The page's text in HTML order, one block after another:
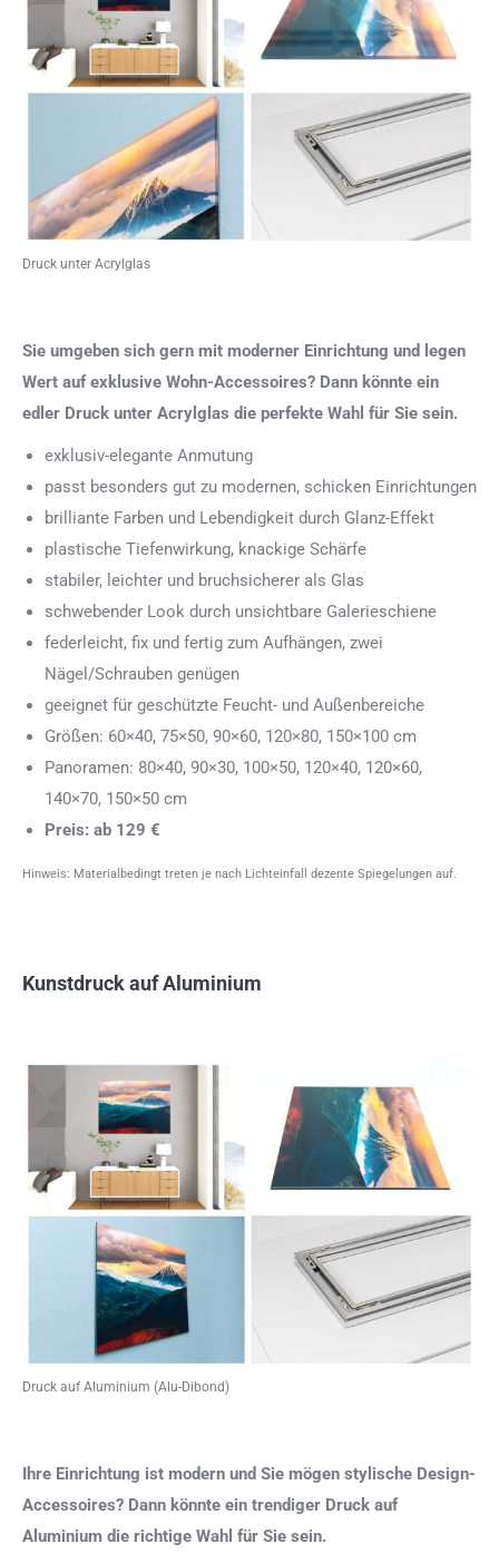
Druck unter Acrylglas
Sie umgeben sich gern mit moderner Einrichtung und legen
Wert auf exklusive Wohn-Accessoires? Dann könnte ein
edler Druck unter Acrylglas die perfekte Wahl für Sie sein.
exklusiv-elegante Anmutung
passt besonders gut zu modernen, schicken Einrichtungen
brilliante Farben und Lebendigkeit durch Glanz-Effekt
plastische Tiefenwirkung, knackige Schärfe
stabiler, leichter und bruchsicherer als Glas
schwebender Look durch unsichtbare Galerieschiene
federleicht, fix und fertig zum Aufhängen, zwei
Nägel/Schrauben genügen
geeignet für geschützte Feucht- und Außenbereiche
Größen: 60×40, 75×50, 90×60, 120×80, 150×100 cm
Panoramen: 80×40, 90×30, 100×50, 120×40, 120×60,
140×70, 150×50 cm
Preis: ab 129 €
Hinweis: Materialbedingt treten je nach Lichteinfall dezente Spiegelungen auf.
Kunstdruck auf Aluminium
Druck auf Aluminium (Alu-Dibond)
Ihre Einrichtung ist modern und Sie mögen stylische Design-
Accessoires? Dann könnte ein trendiger Druck auf
Aluminium die richtige Wahl für Sie sein.